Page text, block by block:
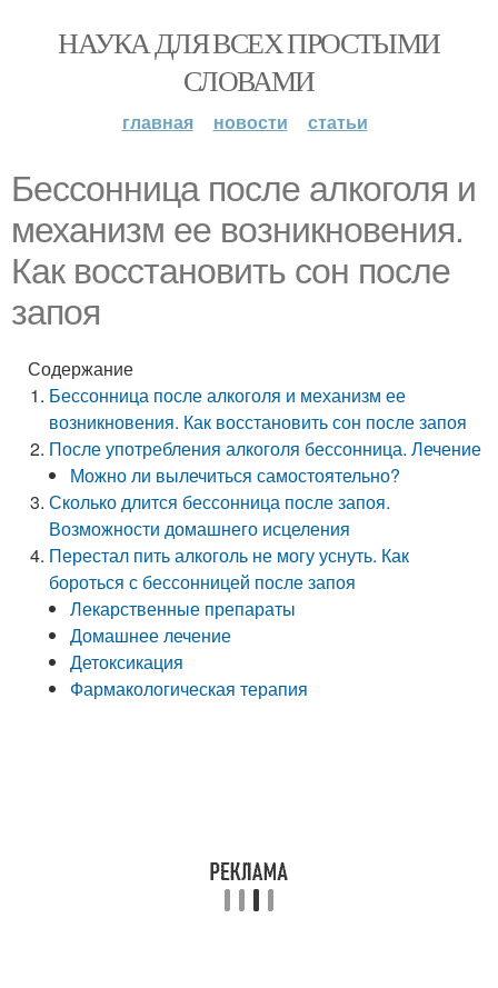
НАУКА ДЛЯ ВСЕХ ПРОСТЫМИ
СЛОВАМИ
главная новости статьи
Бессонница после алкоголя и
механизм ее возникновения.
Как восстановить сон после
запоя
Содержание
Бессонница после алкоголя и механизм ее
возникновения. Как восстановить сон после запоя
После употребления алкоголя бессонница. Лечение
Можно ли вылечиться самостоятельно?
Сколько длится бессонница после запоя.
Возможности домашнего исцеления
Перестал пить алкоголь не могу уснуть. Как
бороться с бессонницей после запоя
Лекарственные препараты
Домашнее лечение
Детоксикация
Фармакологическая терапия